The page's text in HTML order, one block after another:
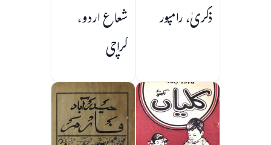
ذکریٰ، رامپور شعاع اردو،
کراچی